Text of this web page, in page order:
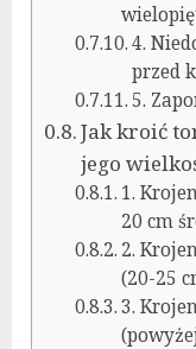
4.
przed
5.
Jak kroić
jego
1.
20 cm
2.
(20-25
3.